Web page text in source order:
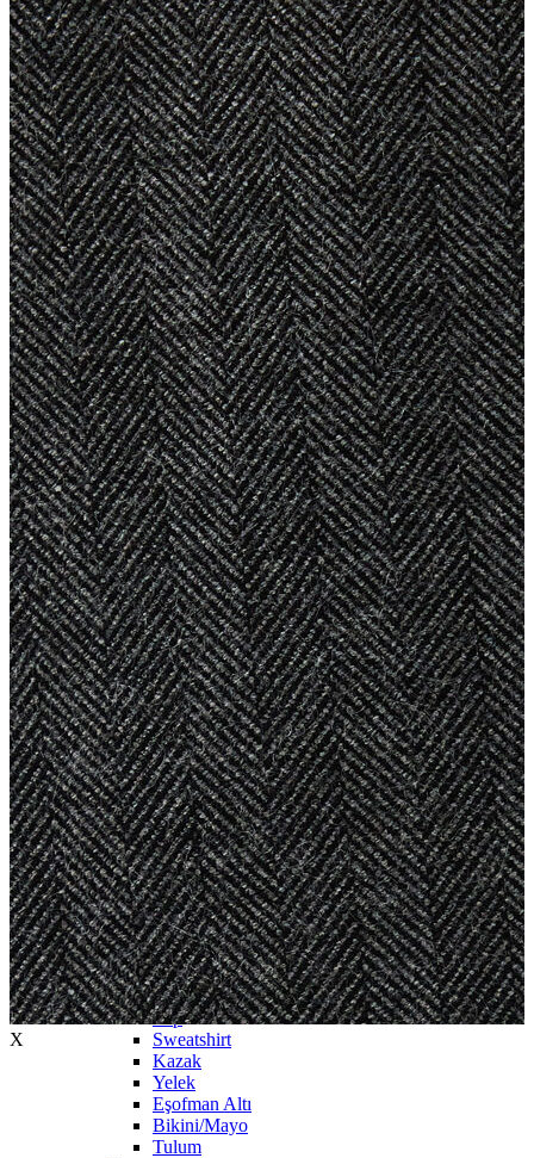
Atlet
Elbise
Eşofman Altı
Mont
Kazak
Yelek
Yağmurluk
Trenchcoat
Kaban
ERKEK
ERKEK
Jean Pantolon
Pantolon
Sweatshirt
Gömlek
Ceket
Eşofman Altı
T-shirt
Polo K.Kol
Hırka
Kazak
Mont
Kaban
Trenchcoat
Kadın
Kadın
Öne Çıkanlar
Öne Çıkanlar
Yaz Ürünleri
İndirimdekiler
Giyim
Giyim
Jean Pantolon
Pantolon
Gömlek
T-shirt
Polo T-shirt
Bluz
Etek
Elbise
Şort
Kapri
Atlet
Top
Sweatshirt
Kazak
Yelek
Eşofman Altı
Bikini/Mayo
Tulum
X